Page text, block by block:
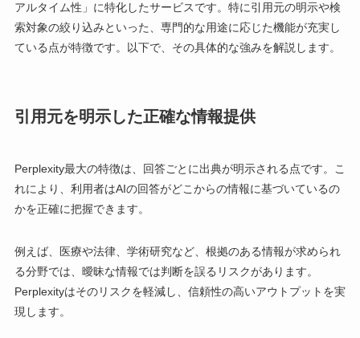
アルタイム性」に特化したサービスです。特に引用元の明示や検
索対象の絞り込みといった、専門的な用途に応じた機能が充実し
ている点が特徴です。以下で、その具体的な強みを解説します。
引用元を明示した正確な情報提供
Perplexity最大の特徴は、回答ごとに出典が明示される点です。こ
れにより、利用者はAIの回答がどこからの情報に基づいているの
かを正確に把握できます。
例えば、医療や法律、学術研究など、根拠のある情報が求められ
る分野では、曖昧な情報では判断を誤るリスクがあります。
Perplexityはそのリスクを軽減し、信頼性の高いアウトプットを実
現します。